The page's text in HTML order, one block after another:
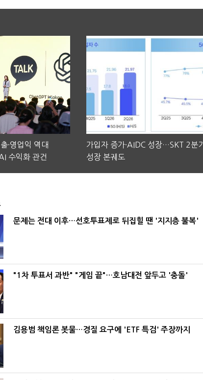
·영업익 역대
수익화 관건
가입자 증가·AIDC 성장…SKT 2분기
성장 본궤도
문제는 전대 이후…선호투표제로 뒤집힐 땐 '지지층 불복'
"1차 투표서 과반" "게임 끝"…호남대전 앞두고 '충돌'
김용범 책임론 봇물…경질 요구에 'ETF 특검' 주장까지